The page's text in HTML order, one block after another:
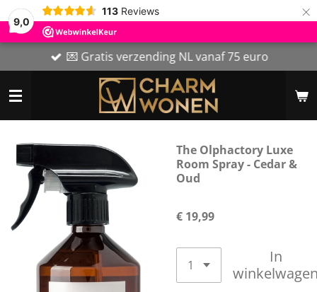
9,0
113 Reviews ×
💌 Gratis verzending NL vanaf 75 euro
The Olphactory Luxe
Room Spray - Cedar &
Oud
€ 19,99
In